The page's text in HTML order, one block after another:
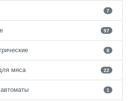
7
97
8
мяса 22
1